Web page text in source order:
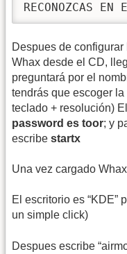
RECONOZCAS EN
Despues de
Whax desde el CD,
preguntará por el
tendrás que escoger
teclado + resolución) El
password es toor; y
escribe startx
Una vez cargado
El escritorio es “KDE”
un simple click)
Despues escribe